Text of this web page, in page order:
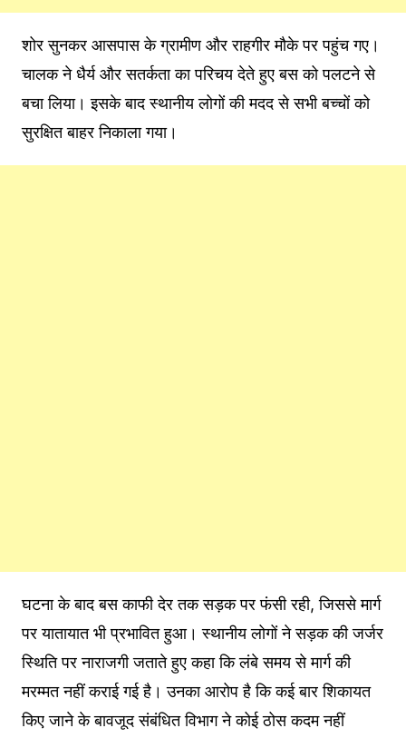
शोर सुनकर आसपास के ग्रामीण और राहगीर मौके पर पहुंच गए।
चालक ने धैर्य और सतर्कता का परिचय देते हुए बस को पलटने से
बचा लिया। इसके बाद स्थानीय लोगों की मदद से सभी बच्चों को
सुरक्षित बाहर निकाला गया।
घटना के बाद बस काफी देर तक सड़क पर फंसी रही, जिससे मार्ग
पर यातायात भी प्रभावित हुआ। स्थानीय लोगों ने सड़क की जर्जर
स्थिति पर नाराजगी जताते हुए कहा कि लंबे समय से मार्ग की
मरम्मत नहीं कराई गई है। उनका आरोप है कि कई बार शिकायत
किए जाने के बावजूद संबंधित विभाग ने कोई ठोस कदम नहीं